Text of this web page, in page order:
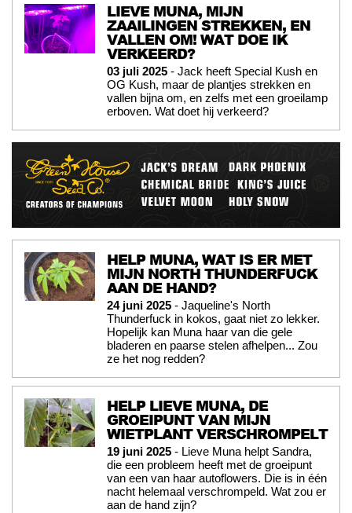
LIEVE MUNA, MIJN
ZAAILINGEN STREKKEN, EN
VALLEN OM! WAT DOE IK
VERKEERD?
03 juli 2025 - Jack heeft Special Kush en
OG Kush, maar de plantjes strekken en
vallen bijna om, en zelfs met een groeilamp
erboven. Wat doet hij verkeerd?
HELP MUNA, WAT IS ER MET
MIJN NORTH THUNDERFUCK
AAN DE HAND?
24 juni 2025 - Jaqueline's North
Thunderfuck in kokos, gaat niet zo lekker.
Hopelijk kan Muna haar van die gele
bladeren en paarse stelen afhelpen... Zou
ze het nog redden?
HELP LIEVE MUNA, DE
GROEIPUNT VAN MIJN
WIETPLANT VERSCHROMPELT
19 juni 2025 - Lieve Muna helpt Sandra,
die een probleem heeft met de groeipunt
van een van haar autoflowers. Die is in één
nacht helemaal verschrompeld. Wat zou er
aan de hand zijn?